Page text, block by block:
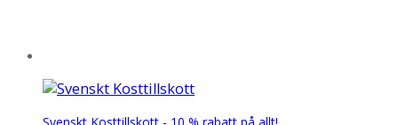
Svenskt Kosttillskott - 10 % rabatt på allt!